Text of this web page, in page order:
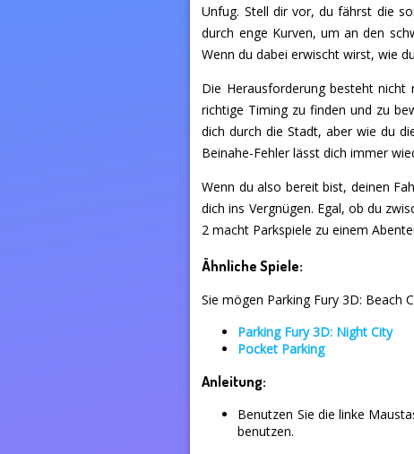
Unfug. Stell dir vor, du fährst die
durch enge Kurven, um an den
Wenn du dabei erwischt wirst, wie
Die Herausforderung besteht
richtige Timing zu finden und zu
dich durch die Stadt, aber wie du
Beinahe-Fehler lässt dich immer
Wenn du also bereit bist, deinen
dich ins Vergnügen. Egal, ob du
2 macht Parkspiele zu einem
Ähnliche Spiele:
Sie mögen Parking Fury 3D: Beach
Parking Fury 3D: Night City
Pocket Parking
Anleitung:
Benutzen Sie die linke
benutzen.